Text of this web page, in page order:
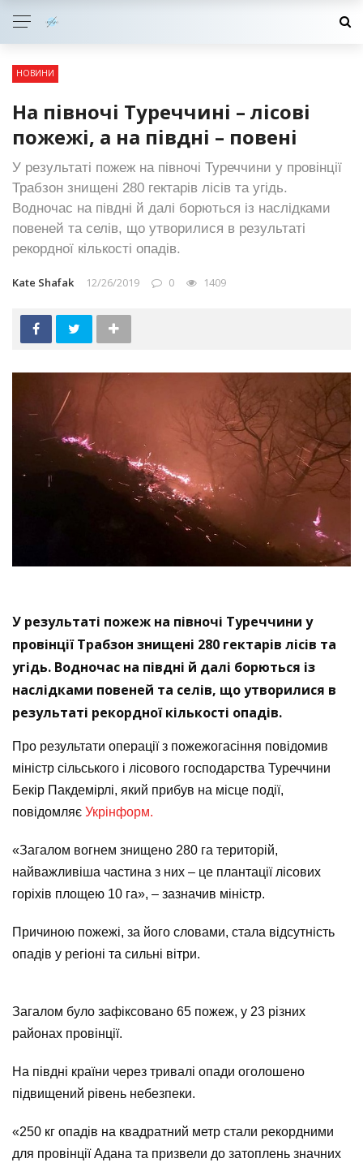
НОВИНИ
На півночі Туреччині – лісові
пожежі, а на півдні – повені
У результаті пожеж на півночі Туреччини у провінції
Трабзон знищені 280 гектарів лісів та угідь.
Водночас на півдні й далі борються із наслідками
повеней та селів, що утворилися в результаті
рекордної кількості опадів.
Kate Shafak 12/26/2019 0 1409
У результаті пожеж на півночі Туреччини у
провінції Трабзон знищені 280 гектарів лісів та
угідь. Водночас на півдні й далі борються із
наслідками повеней та селів, що утворилися в
результаті рекордної кількості опадів.
Про результати операції з пожежогасіння повідомив
міністр сільського і лісового господарства Туреччини
Бекір Пакдемірлі, який прибув на місце події,
повідомляє Укрінформ.
«Загалом вогнем знищено 280 га територій,
найважливіша частина з них – це плантації лісових
горіхів площею 10 га», – зазначив міністр.
Причиною пожежі, за його словами, стала відсутність
опадів у регіоні та сильні вітри.
Загалом було зафіксовано 65 пожеж, у 23 різних
районах провінції.
На півдні країни через тривалі опади оголошено
підвищений рівень небезпеки.
«250 кг опадів на квадратний метр стали рекордними
для провінції Адана та призвели до затоплень значних